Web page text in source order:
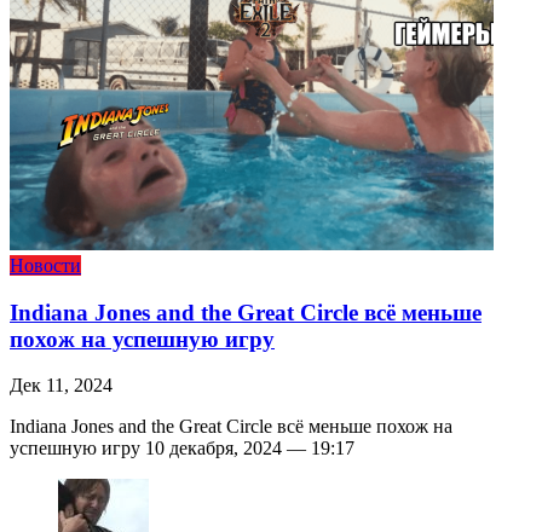
Новости
Indiana Jones and the Great Circle всё меньше
похож на успешную игру
Дек 11, 2024
Indiana Jones and the Great Circle всё меньше похож на
успешную игру 10 декабря, 2024 — 19:17